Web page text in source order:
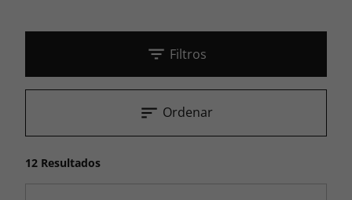
Filtros
12 Resultados
Ordenar